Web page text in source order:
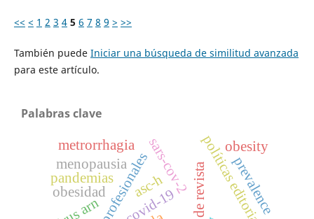
<< < 1 2 3 4 5 6 7 8 9 > >>
También puede Iniciar una búsqueda de similitud avanzada
para este artículo.
Palabras clave
covid-19
sars-cov-2 políticas editoriales
obesidad
menopausia
obesity
asc-h
metrorrhagia
pandemias prevalence